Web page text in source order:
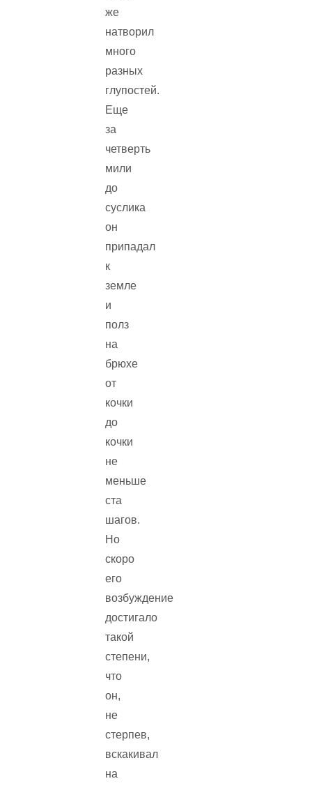
же
натворил
много
разных
глупостей.
Еще
за
четверть
мили
до
суслика
он
припадал
к
земле
и
полз
на
брюхе
от
кочки
до
кочки
не
меньше
ста
шагов.
Но
скоро
его
возбуждение
достигало
такой
степени,
что
он,
не
стерпев,
вскакивал
на